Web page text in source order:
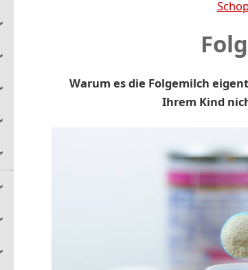
Warum es die Folgemilch
Ihrem Kind